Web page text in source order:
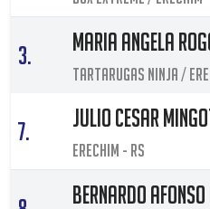
3. Maria Angela
Tartarugas Ninja /
7. Julio Cesar
Erechim - RS
Bernardo